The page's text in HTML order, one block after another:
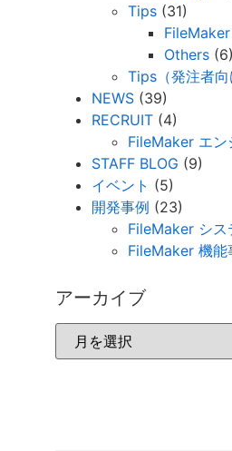
Tips (31)
FileMaker
Others (6)
Tips（発注者向
NEWS (39)
RECRUIT (4)
FileMaker エン
STAFF BLOG (9)
イベント (5)
開発事例 (23)
FileMaker シス
FileMaker 機能
アーカイブ